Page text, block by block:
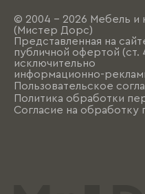
© 2004 - 2026 Мебель и
(Мистер Дорс)
Представленная на
публичной офертой (ст.
исключительно
информационно-
Пользовательское
Политика обработки
Согласие на обработку